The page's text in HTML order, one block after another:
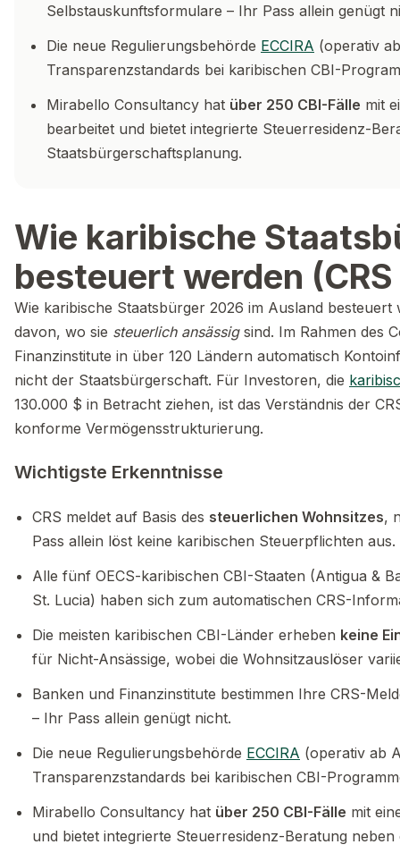
Selbstauskunftsformulare – Ihr Pass allein genügt
Die neue Regulierungsbehörde ECCIRA (operativ
Transparenzstandards bei karibischen CBI-
Mirabello Consultancy hat über 250 CBI-Fälle mit
bearbeitet und bietet integrierte Steuerresidenz-
Staatsbürgerschaftsplanung.
Wie karibische
besteuert werden
Wie karibische Staatsbürger 2026 im Ausland
davon, wo sie steuerlich ansässigsind. Im Rahmen des
Finanzinstitute in über 120 Ländern automatisch
nicht der Staatsbürgerschaft. Für Investoren, die
130.000 $ in Betracht ziehen, ist das Verständnis der
konforme Vermögensstrukturierung.
Wichtigste Erkenntnisse
CRS meldet auf Basis des steuerlichen Wohnsitzes,
Pass allein löst keine karibischen Steuerpflichten aus.
Alle fünf OECS-karibischen CBI-Staaten (Antigua &
St. Lucia) haben sich zum automatischen CRS-
Die meisten karibischen CBI-Länder erheben keine
für Nicht-Ansässige, wobei die Wohnsitzauslöser
Banken und Finanzinstitute bestimmen Ihre CRS-
– Ihr Pass allein genügt nicht.
Die neue Regulierungsbehörde ECCIRA (operativ ab
Transparenzstandards bei karibischen CBI-
Mirabello Consultancy hat über 250 CBI-Fälle mit
und bietet integrierte Steuerresidenz-Beratung